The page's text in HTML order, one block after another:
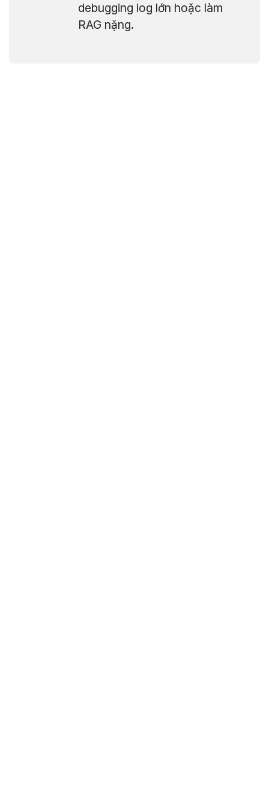
debugging log lớn hoặc làm
RAG nặng.